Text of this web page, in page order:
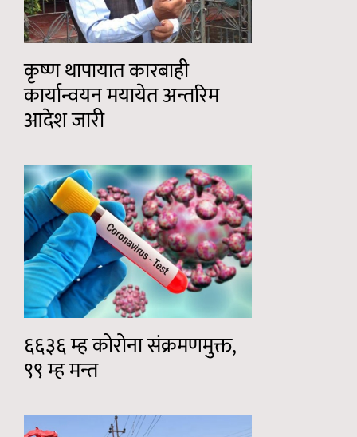
कृष्ण थापायात कारबाही
कार्यान्वयन मयायेत अन्तरिम
आदेश जारी
६६३६ म्ह कोरोना संक्रमणमुक्त,
९९ म्ह मन्त